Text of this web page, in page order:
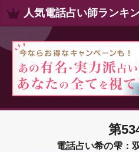
人気電話占い師ランキ
第
電話占い希の雫：